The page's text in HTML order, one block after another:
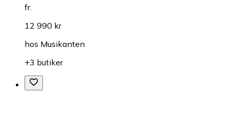
fr.
12 990 kr
hos Musikanten
+3 butiker